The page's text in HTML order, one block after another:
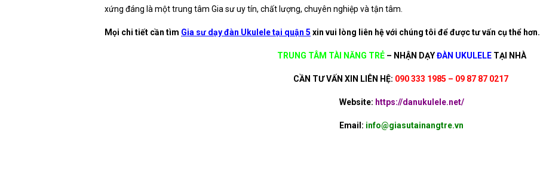
xứng đáng là một trung tâm Gia sư uy tín, chất lượng, chuyên nghiệp và tận tâm.
Mọi chi tiết cần tìm Gia sư dạy đàn Ukulele tại quận 5 xin vui lòng liên hệ với chúng tôi để được tư vấn cụ thể hơn.
TRUNG TÂM TÀI NĂNG TRẺ– NHẬN DẠYĐÀN UKULELETẠI NHÀ
CẦN TƯ VẤN XIN LIÊN HỆ: 090 333 1985 – 09 87 87 0217
Website: https://danukulele.net/
Email: info@giasutainangtre.vn